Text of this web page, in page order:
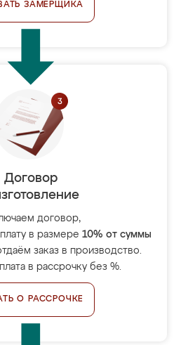
ЗАМЕРЩИКА
Договор
договор,
в размере 10% от суммы
заказ в производство.
в рассрочку без %.
О РАССРОЧКЕ